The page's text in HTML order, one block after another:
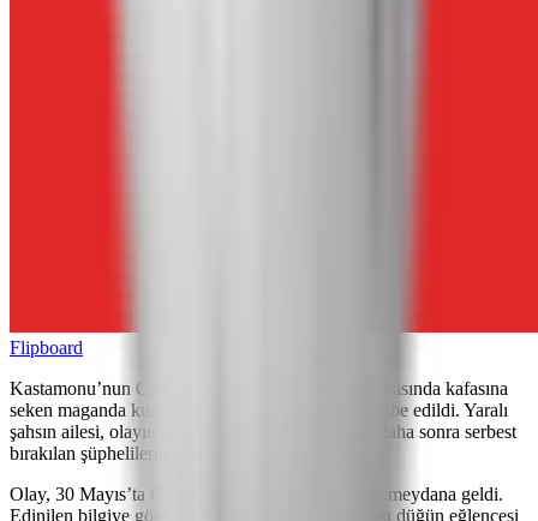
Flipboard
Kastamonu’nun Cide ilçesinde düğün eğlencesi sırasında kafasına
seken maganda kurşununun isabet ettiği şahıs entübe edildi. Yaralı
şahsın ailesi, olayın ardından gözaltına alınan ve daha sonra serbest
bırakılan şüphelilerin tutuklanmasını talep etti.
Olay, 30 Mayıs’ta Cide ilçesi Ağaçbükü köyünde meydana geldi.
Edinilen bilgiye göre, okul bahçesinde düzenlenen düğün eğlencesi